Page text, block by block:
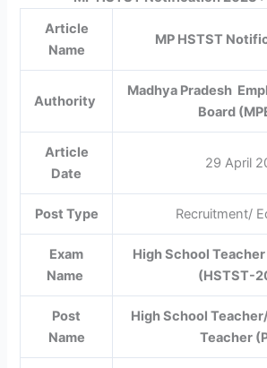
Article
Name
MP HSTST
Authority
Madhya Pradesh
Board
Article
Date
29 April
Post Type Recruitment/
Exam
Name
High School
(HSTST-
Post
Name
High School
Teacher